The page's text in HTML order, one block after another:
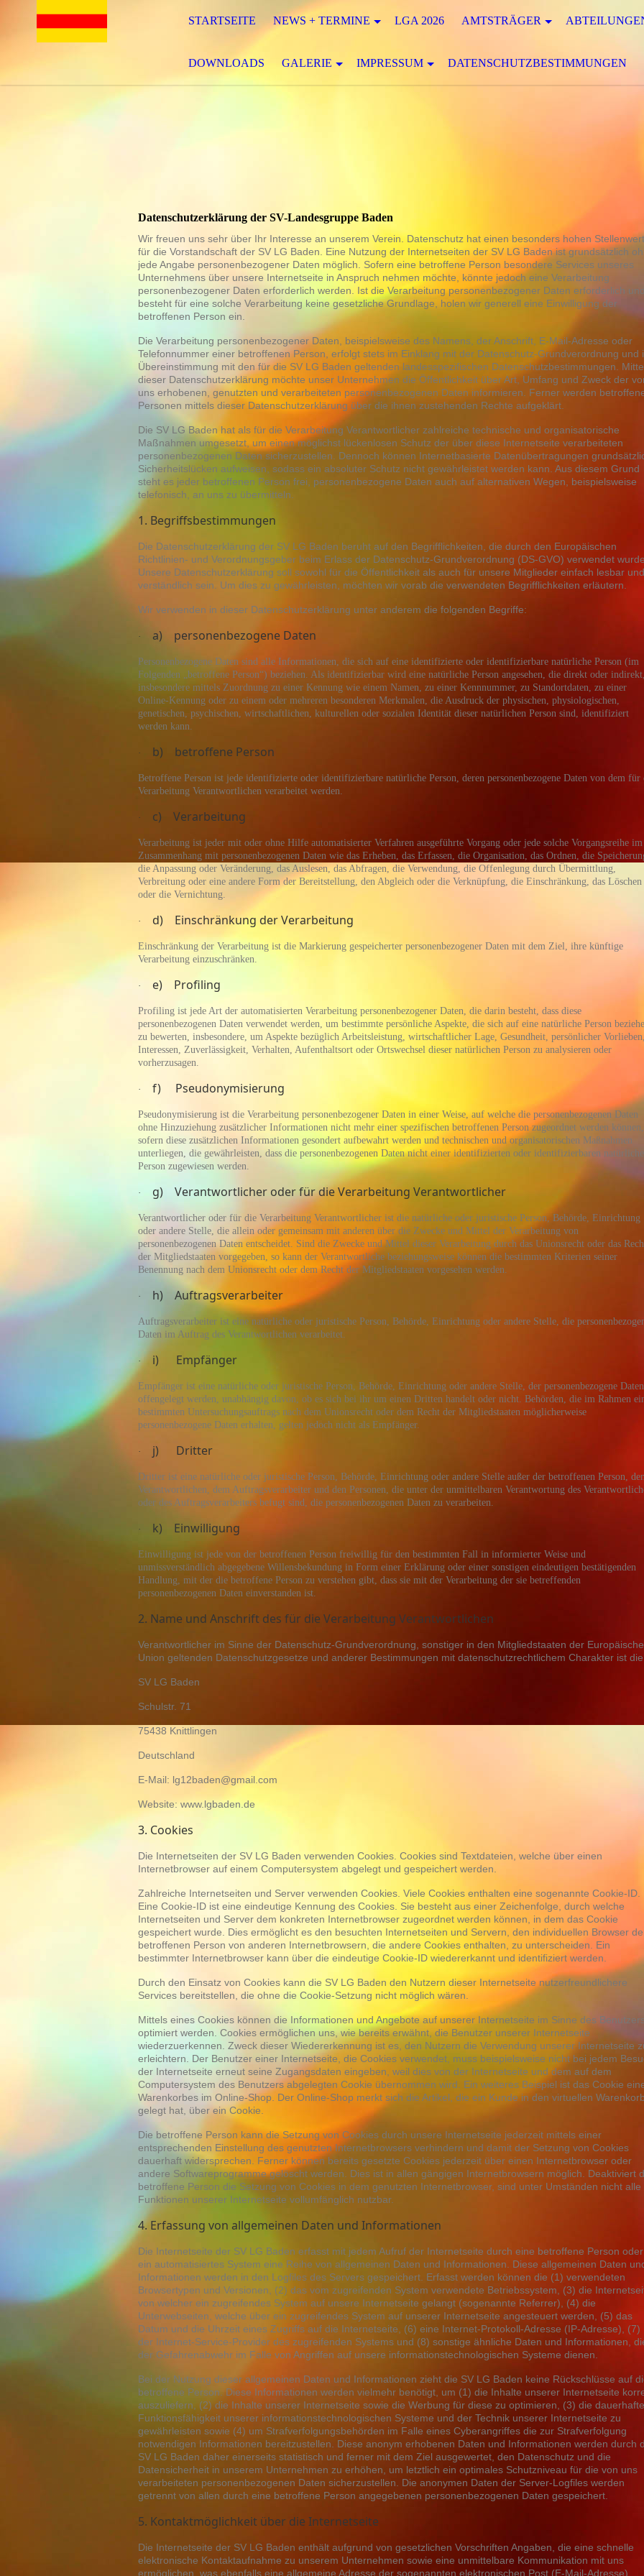
STARTSEITE NEWS + TERMINE LGA 2026 AMTSTRÄGER
DOWNLOADS GALERIE IMPRESSUM DATENSCHUTZBESTIMMUNGEN
Datenschutzerklärung der SV-Landesgruppe Baden
Wir freuen uns sehr über Ihr Interesse an unserem Verein. Datenschutz hat einen besonders hohen Stellenwert
für die Vorstandschaft der SV LG Baden. Eine Nutzung der Internetseiten der SV LG Baden ist grundsätzlich
jede Angabe personenbezogener Daten möglich. Sofern eine betroffene Person besondere Services unseres
Unternehmens über unsere Internetseite in Anspruch nehmen möchte, könnte jedoch eine Verarbeitung
personenbezogener Daten erforderlich werden. Ist die Verarbeitung personenbezogener Daten erforderlich
besteht für eine solche Verarbeitung keine gesetzliche Grundlage, holen wir generell eine Einwilligung der
betroffenen Person ein.
Die Verarbeitung personenbezogener Daten, beispielsweise des Namens, der Anschrift, E-Mail-Adresse oder
Telefonnummer einer betroffenen Person, erfolgt stets im Einklang mit der Datenschutz-Grundverordnung und
Übereinstimmung mit den für die SV LG Baden geltenden landesspezifischen Datenschutzbestimmungen.
dieser Datenschutzerklärung möchte unser Unternehmen die Öffentlichkeit über Art, Umfang und Zweck der
uns erhobenen, genutzten und verarbeiteten personenbezogenen Daten informieren. Ferner werden
Personen mittels dieser Datenschutzerklärung über die ihnen zustehenden Rechte aufgeklärt.
Die SV LG Baden hat als für die Verarbeitung Verantwortlicher zahlreiche technische und organisatorische
Maßnahmen umgesetzt, um einen möglichst lückenlosen Schutz der über diese Internetseite verarbeiteten
personenbezogenen Daten sicherzustellen. Dennoch können Internetbasierte Datenübertragungen
Sicherheitslücken aufweisen, sodass ein absoluter Schutz nicht gewährleistet werden kann. Aus diesem Grund
steht es jeder betroffenen Person frei, personenbezogene Daten auch auf alternativen Wegen, beispielsweise
telefonisch, an uns zu übermitteln.
1. Begriffsbestimmungen
Die Datenschutzerklärung der SV LG Baden beruht auf den Begrifflichkeiten, die durch den Europäischen
Richtlinien- und Verordnungsgeber beim Erlass der Datenschutz-Grundverordnung (DS-GVO) verwendet
Unsere Datenschutzerklärung soll sowohl für die Öffentlichkeit als auch für unsere Mitglieder einfach lesbar und
verständlich sein. Um dies zu gewährleisten, möchten wir vorab die verwendeten Begrifflichkeiten erläutern.
Wir verwenden in dieser Datenschutzerklärung unter anderem die folgenden Begriffe:
· a) personenbezogene Daten
Personenbezogene Daten sind alle Informationen, die sich auf eine identifizierte oder identifizierbare natürliche Person (im
Folgenden „betroffene Person“) beziehen. Als identifizierbar wird eine natürliche Person angesehen, die direkt oder
insbesondere mittels Zuordnung zu einer Kennung wie einem Namen, zu einer Kennnummer, zu Standortdaten, zu einer
Online-Kennung oder zu einem oder mehreren besonderen Merkmalen, die Ausdruck der physischen, physiologischen,
genetischen, psychischen, wirtschaftlichen, kulturellen oder sozialen Identität dieser natürlichen Person sind, identifiziert
werden kann.
· b) betroffene Person
Betroffene Person ist jede identifizierte oder identifizierbare natürliche Person, deren personenbezogene Daten von dem für
Verarbeitung Verantwortlichen verarbeitet werden.
· c) Verarbeitung
Verarbeitung ist jeder mit oder ohne Hilfe automatisierter Verfahren ausgeführte Vorgang oder jede solche Vorgangsreihe im
Zusammenhang mit personenbezogenen Daten wie das Erheben, das Erfassen, die Organisation, das Ordnen, die
die Anpassung oder Veränderung, das Auslesen, das Abfragen, die Verwendung, die Offenlegung durch Übermittlung,
Verbreitung oder eine andere Form der Bereitstellung, den Abgleich oder die Verknüpfung, die Einschränkung, das Löschen
oder die Vernichtung.
· d) Einschränkung der Verarbeitung
Einschränkung der Verarbeitung ist die Markierung gespeicherter personenbezogener Daten mit dem Ziel, ihre künftige
Verarbeitung einzuschränken.
· e) Profiling
Profiling ist jede Art der automatisierten Verarbeitung personenbezogener Daten, die darin besteht, dass diese
personenbezogenen Daten verwendet werden, um bestimmte persönliche Aspekte, die sich auf eine natürliche Person
zu bewerten, insbesondere, um Aspekte bezüglich Arbeitsleistung, wirtschaftlicher Lage, Gesundheit, persönlicher
Interessen, Zuverlässigkeit, Verhalten, Aufenthaltsort oder Ortswechsel dieser natürlichen Person zu analysieren oder
vorherzusagen.
· f) Pseudonymisierung
Pseudonymisierung ist die Verarbeitung personenbezogener Daten in einer Weise, auf welche die personenbezogenen Daten
ohne Hinzuziehung zusätzlicher Informationen nicht mehr einer spezifischen betroffenen Person zugeordnet werden können,
sofern diese zusätzlichen Informationen gesondert aufbewahrt werden und technischen und organisatorischen Maßnahmen
unterliegen, die gewährleisten, dass die personenbezogenen Daten nicht einer identifizierten oder identifizierbaren
Person zugewiesen werden.
· g) Verantwortlicher oder für die Verarbeitung Verantwortlicher
Verantwortlicher oder für die Verarbeitung Verantwortlicher ist die natürliche oder juristische Person, Behörde, Einrichtung
oder andere Stelle, die allein oder gemeinsam mit anderen über die Zwecke und Mittel der Verarbeitung von
personenbezogenen Daten entscheidet. Sind die Zwecke und Mittel dieser Verarbeitung durch das Unionsrecht oder das
der Mitgliedstaaten vorgegeben, so kann der Verantwortliche beziehungsweise können die bestimmten Kriterien seiner
Benennung nach dem Unionsrecht oder dem Recht der Mitgliedstaaten vorgesehen werden.
· h) Auftragsverarbeiter
Auftragsverarbeiter ist eine natürliche oder juristische Person, Behörde, Einrichtung oder andere Stelle, die
Daten im Auftrag des Verantwortlichen verarbeitet.
· i) Empfänger
Empfänger ist eine natürliche oder juristische Person, Behörde, Einrichtung oder andere Stelle, der personenbezogene Daten
offengelegt werden, unabhängig davon, ob es sich bei ihr um einen Dritten handelt oder nicht. Behörden, die im Rahmen
bestimmten Untersuchungsauftrags nach dem Unionsrecht oder dem Recht der Mitgliedstaaten möglicherweise
personenbezogene Daten erhalten, gelten jedoch nicht als Empfänger.
· j) Dritter
Dritter ist eine natürliche oder juristische Person, Behörde, Einrichtung oder andere Stelle außer der betroffenen Person,
Verantwortlichen, dem Auftragsverarbeiter und den Personen, die unter der unmittelbaren Verantwortung des
oder des Auftragsverarbeiters befugt sind, die personenbezogenen Daten zu verarbeiten.
· k) Einwilligung
Einwilligung ist jede von der betroffenen Person freiwillig für den bestimmten Fall in informierter Weise und
unmissverständlich abgegebene Willensbekundung in Form einer Erklärung oder einer sonstigen eindeutigen bestätigenden
Handlung, mit der die betroffene Person zu verstehen gibt, dass sie mit der Verarbeitung der sie betreffenden
personenbezogenen Daten einverstanden ist.
2. Name und Anschrift des für die Verarbeitung Verantwortlichen
Verantwortlicher im Sinne der Datenschutz-Grundverordnung, sonstiger in den Mitgliedstaaten der
Union geltenden Datenschutzgesetze und anderer Bestimmungen mit datenschutzrechtlichem Charakter ist
SV LG Baden
Schulstr. 71
75438 Knittlingen
Deutschland
E-Mail: lg12baden@gmail.com
Website: www.lgbaden.de
3. Cookies
Die Internetseiten der SV LG Baden verwenden Cookies. Cookies sind Textdateien, welche über einen
Internetbrowser auf einem Computersystem abgelegt und gespeichert werden.
Zahlreiche Internetseiten und Server verwenden Cookies. Viele Cookies enthalten eine sogenannte Cookie-ID.
Eine Cookie-ID ist eine eindeutige Kennung des Cookies. Sie besteht aus einer Zeichenfolge, durch welche
Internetseiten und Server dem konkreten Internetbrowser zugeordnet werden können, in dem das Cookie
gespeichert wurde. Dies ermöglicht es den besuchten Internetseiten und Servern, den individuellen Browser
betroffenen Person von anderen Internetbrowsern, die andere Cookies enthalten, zu unterscheiden. Ein
bestimmter Internetbrowser kann über die eindeutige Cookie-ID wiedererkannt und identifiziert werden.
Durch den Einsatz von Cookies kann die SV LG Baden den Nutzern dieser Internetseite nutzerfreundlichere
Services bereitstellen, die ohne die Cookie-Setzung nicht möglich wären.
Mittels eines Cookies können die Informationen und Angebote auf unserer Internetseite im Sinne des
optimiert werden. Cookies ermöglichen uns, wie bereits erwähnt, die Benutzer unserer Internetseite
wiederzuerkennen. Zweck dieser Wiedererkennung ist es, den Nutzern die Verwendung unserer Internetseite
erleichtern. Der Benutzer einer Internetseite, die Cookies verwendet, muss beispielsweise nicht bei jedem
der Internetseite erneut seine Zugangsdaten eingeben, weil dies von der Internetseite und dem auf dem
Computersystem des Benutzers abgelegten Cookie übernommen wird. Ein weiteres Beispiel ist das Cookie
Warenkorbes im Online-Shop. Der Online-Shop merkt sich die Artikel, die ein Kunde in den virtuellen
gelegt hat, über ein Cookie.
Die betroffene Person kann die Setzung von Cookies durch unsere Internetseite jederzeit mittels einer
entsprechenden Einstellung des genutzten Internetbrowsers verhindern und damit der Setzung von Cookies
dauerhaft widersprechen. Ferner können bereits gesetzte Cookies jederzeit über einen Internetbrowser oder
andere Softwareprogramme gelöscht werden. Dies ist in allen gängigen Internetbrowsern möglich. Deaktiviert
betroffene Person die Setzung von Cookies in dem genutzten Internetbrowser, sind unter Umständen nicht alle
Funktionen unserer Internetseite vollumfänglich nutzbar.
4. Erfassung von allgemeinen Daten und Informationen
Die Internetseite der SV LG Baden erfasst mit jedem Aufruf der Internetseite durch eine betroffene Person oder
ein automatisiertes System eine Reihe von allgemeinen Daten und Informationen. Diese allgemeinen Daten
Informationen werden in den Logfiles des Servers gespeichert. Erfasst werden können die (1) verwendeten
Browsertypen und Versionen, (2) das vom zugreifenden System verwendete Betriebssystem, (3) die
von welcher ein zugreifendes System auf unsere Internetseite gelangt (sogenannte Referrer), (4) die
Unterwebseiten, welche über ein zugreifendes System auf unserer Internetseite angesteuert werden, (5) das
Datum und die Uhrzeit eines Zugriffs auf die Internetseite, (6) eine Internet-Protokoll-Adresse (IP-Adresse), (7)
der Internet-Service-Provider des zugreifenden Systems und (8) sonstige ähnliche Daten und Informationen,
der Gefahrenabwehr im Falle von Angriffen auf unsere informationstechnologischen Systeme dienen.
Bei der Nutzung dieser allgemeinen Daten und Informationen zieht die SV LG Baden keine Rückschlüsse auf
betroffene Person. Diese Informationen werden vielmehr benötigt, um (1) die Inhalte unserer Internetseite
auszuliefern, (2) die Inhalte unserer Internetseite sowie die Werbung für diese zu optimieren, (3) die dauerhafte
Funktionsfähigkeit unserer informationstechnologischen Systeme und der Technik unserer Internetseite zu
gewährleisten sowie (4) um Strafverfolgungsbehörden im Falle eines Cyberangriffes die zur Strafverfolgung
notwendigen Informationen bereitzustellen. Diese anonym erhobenen Daten und Informationen werden durch
SV LG Baden daher einerseits statistisch und ferner mit dem Ziel ausgewertet, den Datenschutz und die
Datensicherheit in unserem Unternehmen zu erhöhen, um letztlich ein optimales Schutzniveau für die von uns
verarbeiteten personenbezogenen Daten sicherzustellen. Die anonymen Daten der Server-Logfiles werden
getrennt von allen durch eine betroffene Person angegebenen personenbezogenen Daten gespeichert.
5. Kontaktmöglichkeit über die Internetseite
Die Internetseite der SV LG Baden enthält aufgrund von gesetzlichen Vorschriften Angaben, die eine schnelle
elektronische Kontaktaufnahme zu unserem Unternehmen sowie eine unmittelbare Kommunikation mit uns
ermöglichen, was ebenfalls eine allgemeine Adresse der sogenannten elektronischen Post (E-Mail-Adresse)